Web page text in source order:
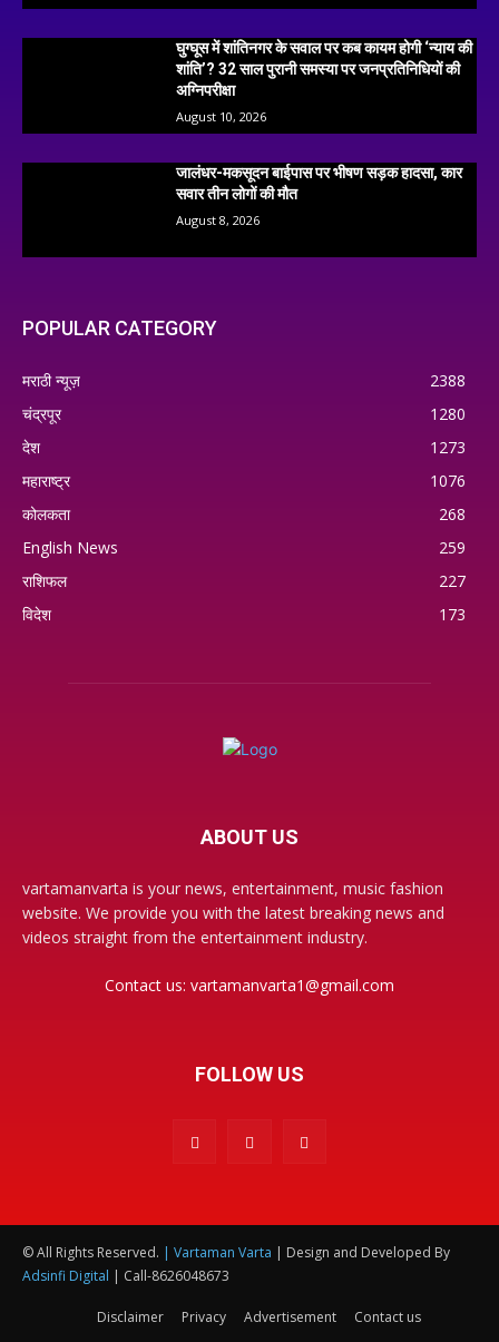
घुग्घूस में शांतिनगर के सवाल पर कब कायम होगी ‘न्याय की
शांति’? 32 साल पुरानी समस्या पर जनप्रतिनिधियों की
अग्निपरीक्षा
August 10, 2026
जालंधर-मकसूदन बाईपास पर भीषण सड़क हादसा, कार
सवार तीन लोगों की मौत
August 8, 2026
POPULAR CATEGORY
मराठी न्यूज़
2388
चंद्रपूर
1280
देश
1273
महाराष्ट्र
1076
कोलकता
268
English News
259
राशिफल
227
विदेश
173
ABOUT US
vartamanvarta is your news, entertainment, music fashion
website. We provide you with the latest breaking news and
videos straight from the entertainment industry.
Contact us: vartamanvarta1@gmail.com
FOLLOW US
© All Rights Reserved. | Vartaman Varta | Design and Developed By
Adsinfi Digital | Call-8626048673
Disclaimer Privacy Advertisement Contact us